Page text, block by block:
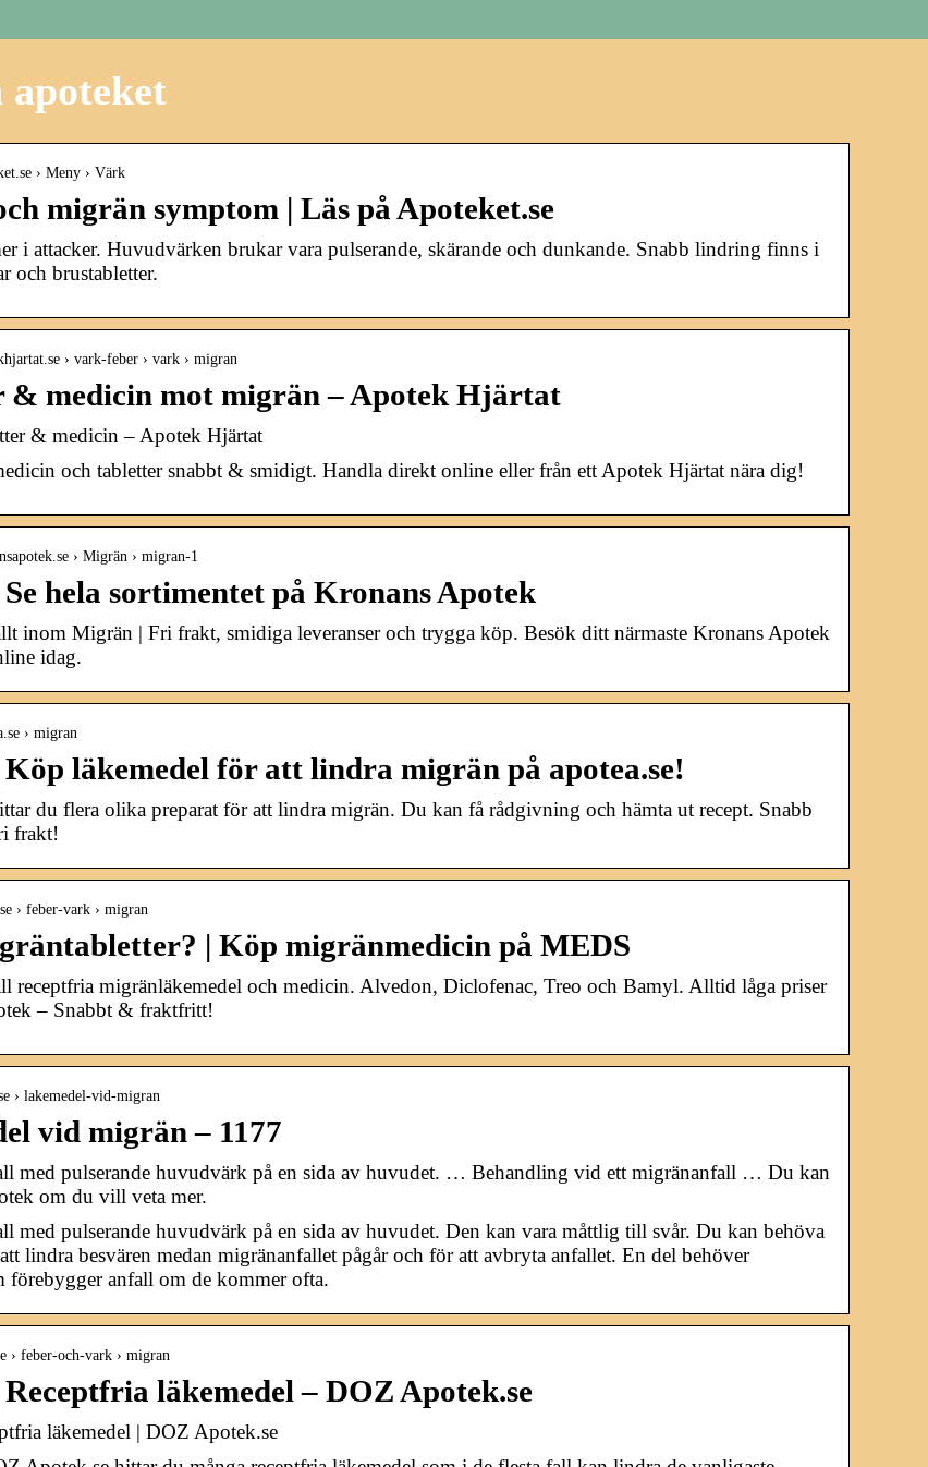
› Meny › Värk
migrän symptom | Läs på Apoteket.se
i attacker. Huvudvärken brukar vara pulserande, skärande och dunkande. Snabb lindring finns i
och brustabletter.
› vark-feber › vark › migran
& medicin mot migrän – Apotek Hjärtat
& medicin – Apotek Hjärtat
och tabletter snabbt & smidigt. Handla direkt online eller från ett Apotek Hjärtat nära dig!
› Migrän › migran-1
hela sortimentet på Kronans Apotek
inom Migrän | Fri frakt, smidiga leveranser och trygga köp. Besök ditt närmaste Kronans Apotek
idag.
› migran
läkemedel för att lindra migrän på apotea.se!
du flera olika preparat för att lindra migrän. Du kan få rådgivning och hämta ut recept. Snabb
frakt!
› feber-vark › migran
| Köp migränmedicin på MEDS
receptfria migränläkemedel och medicin. Alvedon, Diclofenac, Treo och Bamyl. Alltid låga priser
– Snabbt & fraktfritt!
› lakemedel-vid-migran
vid migrän – 1177
med pulserande huvudvärk på en sida av huvudet. … Behandling vid ett migränanfall … Du kan
om du vill veta mer.
med pulserande huvudvärk på en sida av huvudet. Den kan vara måttlig till svår. Du kan behöva
lindra besvären medan migränanfallet pågår och för att avbryta anfallet. En del behöver
förebygger anfall om de kommer ofta.
› feber-och-vark › migran
läkemedel – DOZ Apotek.se
läkemedel | DOZ Apotek.se